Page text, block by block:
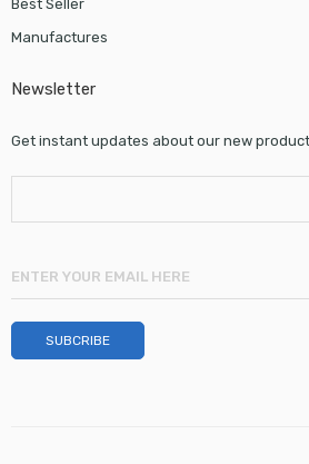
Best Seller
Manufactures
Newsletter
Get instant updates about our new